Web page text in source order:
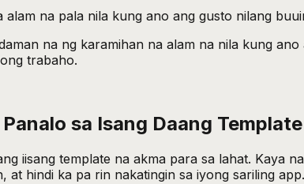
na pala nila kung ano ang gusto nilang
na ng karamihan na alam na nila kung
trabaho.
sa Isang Daang Template
iisang template na akma para sa lahat. Kaya
at hindi ka pa rin nakatingin sa iyong sariling app.